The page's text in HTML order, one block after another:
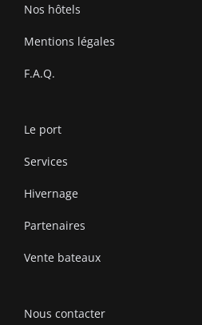
Nos hôtels
Mentions légales
F.A.Q.
Le port
Services
Hivernage
Partenaires
Vente bateaux
Nous contacter